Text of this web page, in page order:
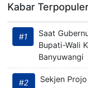
Kabar
#1
Saat
Bupati-Wali
Banyuwangi
#2
Sekjen